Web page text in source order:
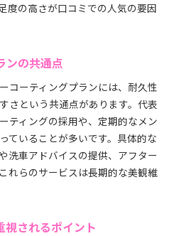
度の高さが口コミでの人気の要因
ンの共通点
コーティングプランには、耐久性
さという共通点があります。代表
ティングの採用や、定期的なメン
ていることが多いです。具体的な
洗車アドバイスの提供、アフター
れらのサービスは長期的な美観維
視されるポイント